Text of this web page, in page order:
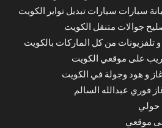
سيارات سيارات تبديل تواير الكويت
جوالات متنقل الكويت
تلفزيونات من كل الماركات بالكويت
على موقعي الكويت
و هود وجولة في الكويت
فوري عبدالله السالم
حولي
موقعي